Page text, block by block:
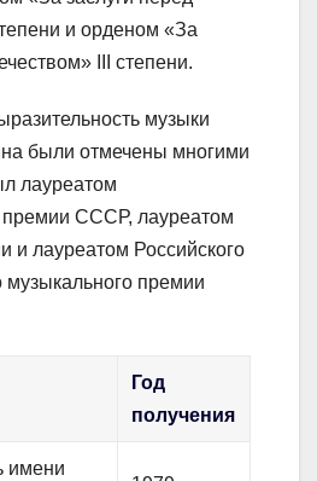
и орденом «За
III степени.
музыки
были отмечены многими
лауреатом
премии СССР, лауреатом
и лауреатом Российского
музыкального премии
Год
получения
имени